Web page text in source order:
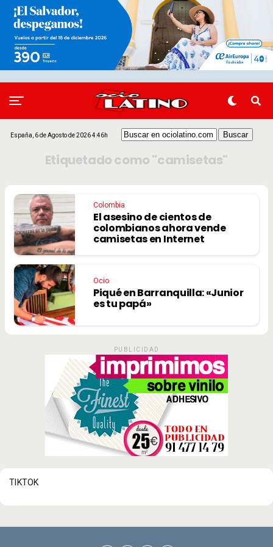
España, 6 de Agosto de 2026 4:46h
Etiquetado como "camisetas"
Colombia
El asesino de cientos de
colombianos ahora vende
camisetas en Internet
Ocio
Piqué en Barranquilla: «Junior
es tu papá»
PUBLICIDAD
TIKTOK